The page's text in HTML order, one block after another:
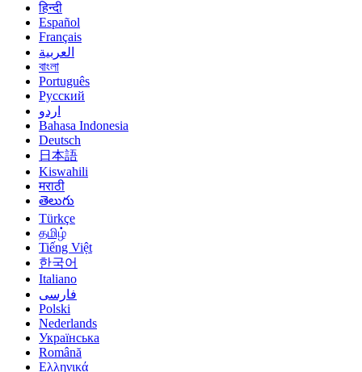
हिन्दी
Español
Français
العربية
বাংলা
Português
Русский
اردو
Bahasa Indonesia
Deutsch
日本語
Kiswahili
मराठी
తెలుగు
Türkçe
தமிழ்
Tiếng Việt
한국어
Italiano
فارسی
Polski
Nederlands
Українська
Română
Ελληνικά